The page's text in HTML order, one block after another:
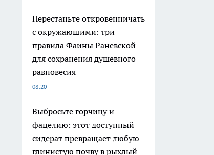
Перестаньте откровенничать
с окружающими: три
правила Фаины Раневской
для сохранения душевного
равновесия
08:20
Выбросьте горчицу и
фацелию: этот доступный
сидерат превращает любую
глинистую почву в рыхлый